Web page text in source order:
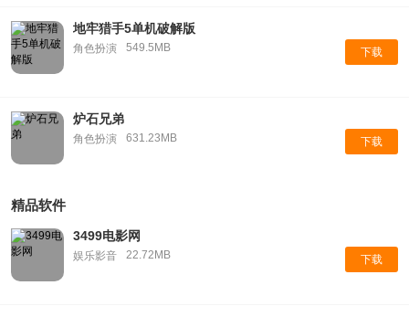
地牢猎手5单机破解版
角色扮演 549.5MB 下载
炉石兄弟
角色扮演 631.23MB 下载
精品软件
3499电影网
娱乐影音 22.72MB 下载